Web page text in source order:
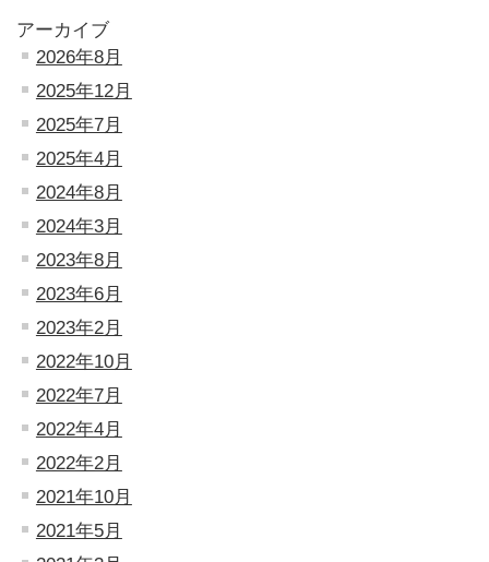
アーカイブ
2026年8月
2025年12月
2025年7月
2025年4月
2024年8月
2024年3月
2023年8月
2023年6月
2023年2月
2022年10月
2022年7月
2022年4月
2022年2月
2021年10月
2021年5月